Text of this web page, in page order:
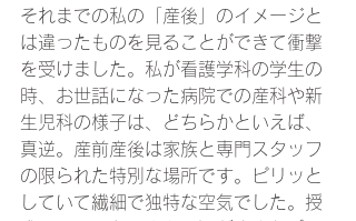
それまでの私の「産後」のイメージと
は違ったものを見ることができて衝撃
を受けました。私が看護学科の学生の
時、お世話になった病院での産科や新
生児科の様子は、どちらかといえば、
真逆。産前産後は家族と専門スタッフ
の限られた特別な場所です。ピリッと
していて繊細で独特な空気でした。授